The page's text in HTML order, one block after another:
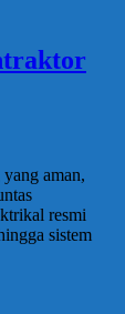
aman,
resmi
sistem